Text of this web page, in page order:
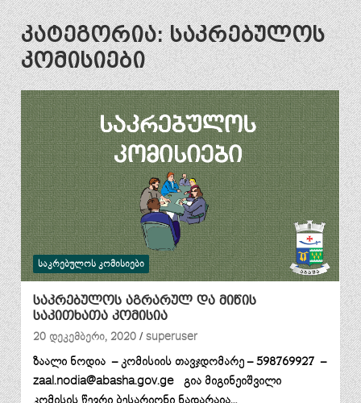
კატეგორია:საკრებულოს
კომისიები
ᲡᲐᲙᲠᲔᲑᲣᲚᲝᲡ ᲙᲝᲛᲘᲡᲘᲔᲑᲘ
საკრებულოს აგრარულ და მიწის
საკითხათა კომისია
20 დეკემბერი, 2020
superuser
ზაალი ნოდია – კომისიის თავჯდომარე – 598769927 –
zaal.nodia@abasha.gov.ge გია მიგინეიშვილი